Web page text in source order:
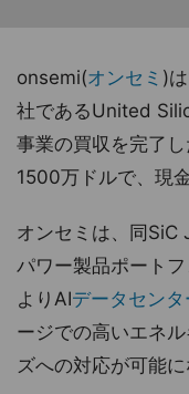
onsemi(オンセミ )
社であるUnited
事業の買収を完了
1500万ドルで、現
オンセミは、同SiC
パワー製品ポート
よりAIデータセンタ
ージでの高いエネ
ズへの対応が可能に